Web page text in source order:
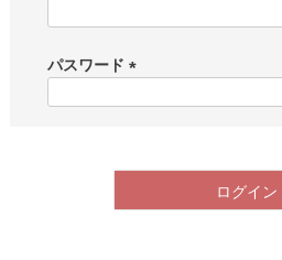
)
パスワード
ログイン